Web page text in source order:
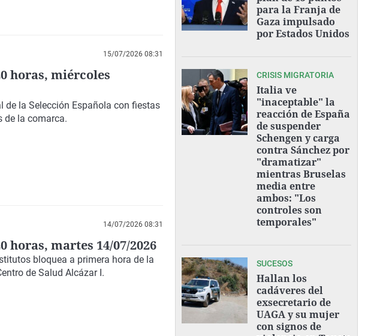
15/07/2026 08:31
horas, miércoles
de la Selección Española con fiestas
de la comarca.
14/07/2026 08:31
horas, martes 14/07/2026
bloquea a primera hora de la
de Salud Alcázar I.
para la Franja de
Gaza impulsado
por Estados Unidos
CRISIS MIGRATORIA
Italia ve
"inaceptable" la
reacción de España
de suspender
Schengen y carga
contra Sánchez por
"dramatizar"
mientras Bruselas
media entre
ambos: "Los
controles son
temporales"
SUCESOS
Hallan los
cadáveres del
exsecretario de
UAGA y su mujer
con signos de